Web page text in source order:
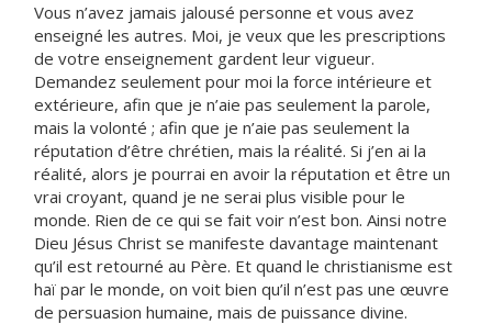
Vous n’avez jamais jalousé personne et vous avez
enseigné les autres. Moi, je veux que les prescriptions
de votre enseignement gardent leur vigueur.
Demandez seulement pour moi la force intérieure et
extérieure, afin que je n’aie pas seulement la parole,
mais la volonté ; afin que je n’aie pas seulement la
réputation d’être chrétien, mais la réalité. Si j’en ai la
réalité, alors je pourrai en avoir la réputation et être un
vrai croyant, quand je ne serai plus visible pour le
monde. Rien de ce qui se fait voir n’est bon. Ainsi notre
Dieu Jésus Christ se manifeste davantage maintenant
qu’il est retourné au Père. Et quand le christianisme est
haï par le monde, on voit bien qu’il n’est pas une œuvre
de persuasion humaine, mais de puissance divine.